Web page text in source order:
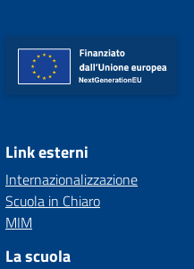
Link esterni
Internazionalizzazione
Scuola in Chiaro
MIM
La scuola